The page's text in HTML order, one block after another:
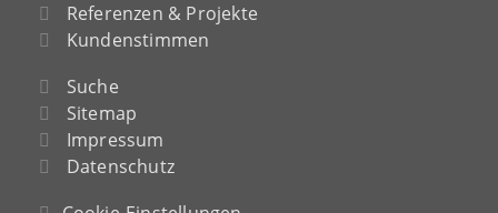
Referenzen & Projekte
Kundenstimmen
Suche
Sitemap
Impressum
Datenschutz